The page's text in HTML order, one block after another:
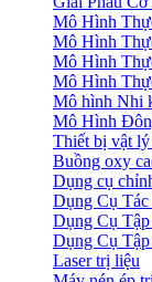
Mô Hình
Mô Hình
Mô Hình
Mô Hình
Mô hình Nhi
Mô Hình
Thiết bị vật
Buồng oxy
Dụng cụ
Dụng Cụ
Dụng Cụ
Dụng Cụ
Laser trị liệu